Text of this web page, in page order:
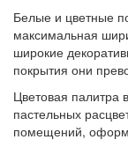
Белые и цветные
максимальная
широкие
покрытия они
Цветовая палитра
пастельных
помещений,